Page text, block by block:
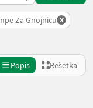
Za Gnojnicu x
Popis Rešetka